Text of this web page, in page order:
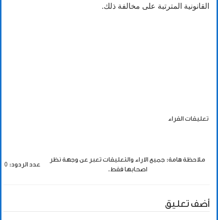
القانونية المترتبة على مخالفة ذلك.
تعليقات القراء
ملاحظة هامة: جميع الاراء والتعليقات تعبر عن وجهة نظر
اصحابها فقط.
عدد الردود: 0
أضف تعليق